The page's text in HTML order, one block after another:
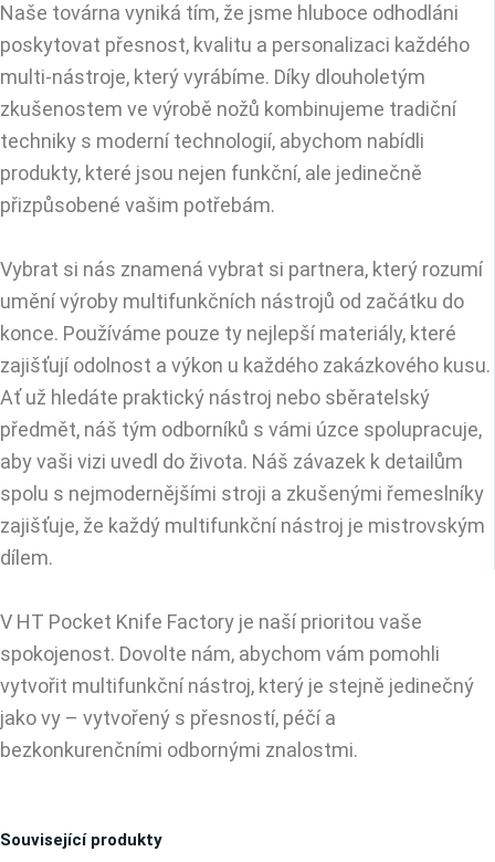
Naše továrna vyniká tím, že jsme hluboce odhodláni
poskytovat přesnost, kvalitu a personalizaci každého
multi-nástroje, který vyrábíme. Díky dlouholetým
zkušenostem ve výrobě nožů kombinujeme tradiční
techniky s moderní technologií, abychom nabídli
produkty, které jsou nejen funkční, ale jedinečně
přizpůsobené vašim potřebám.
Vybrat si nás znamená vybrat si partnera, který rozumí
umění výroby multifunkčních nástrojů od začátku do
konce. Používáme pouze ty nejlepší materiály, které
zajišťují odolnost a výkon u každého zakázkového kusu.
Ať už hledáte praktický nástroj nebo sběratelský
předmět, náš tým odborníků s vámi úzce spolupracuje,
aby vaši vizi uvedl do života. Náš závazek k detailům
spolu s nejmodernějšími stroji a zkušenými řemeslníky
zajišťuje, že každý multifunkční nástroj je mistrovským
dílem.
V HT Pocket Knife Factory je naší prioritou vaše
spokojenost. Dovolte nám, abychom vám pomohli
vytvořit multifunkční nástroj, který je stejně jedinečný
jako vy – vytvořený s přesností, péčí a
bezkonkurenčními odbornými znalostmi.
Související produkty